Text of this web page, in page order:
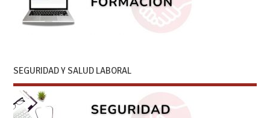
SEGURIDAD Y SALUD LABORAL